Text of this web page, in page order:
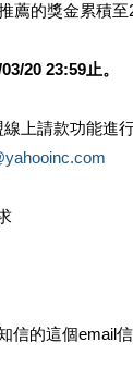
的獎金累積至
20 23:59止。
上請款功能進
信的這個email